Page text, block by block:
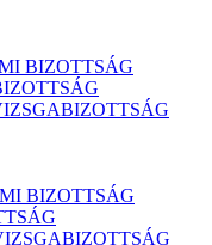
BIZOTTSÁG
BIZOTTSÁG